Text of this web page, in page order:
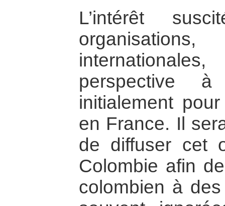
L’intérêt
perspective
initialement
en France. Il
de diffuser cet
Colombie afin
colombien à